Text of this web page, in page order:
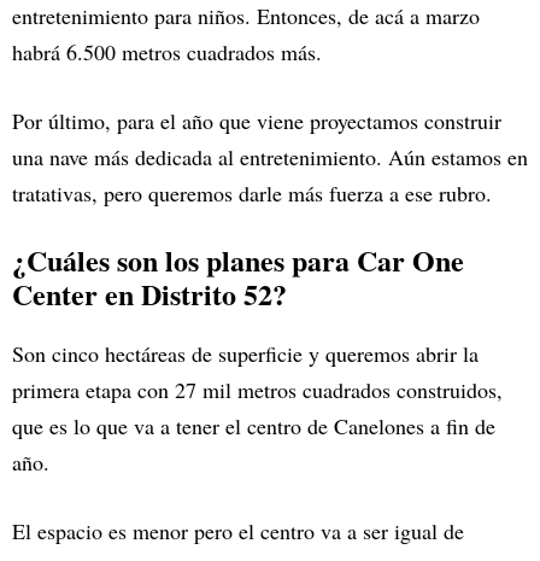
entretenimiento para niños. Entonces, de acá a marzo
habrá 6.500 metros cuadrados más.
Por último, para el año que viene proyectamos construir
una nave más dedicada al entretenimiento. Aún estamos en
tratativas, pero queremos darle más fuerza a ese rubro.
¿Cuáles son los planes para Car One
Center en Distrito 52?
Son cinco hectáreas de superficie y queremos abrir la
primera etapa con 27 mil metros cuadrados construidos,
que es lo que va a tener el centro de Canelones a fin de
año.
El espacio es menor pero el centro va a ser igual de